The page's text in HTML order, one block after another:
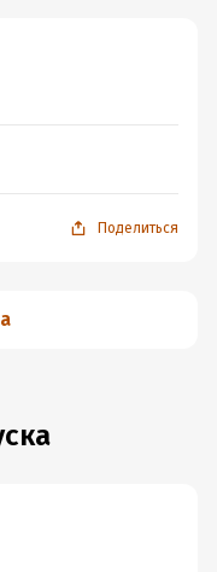
Поделиться